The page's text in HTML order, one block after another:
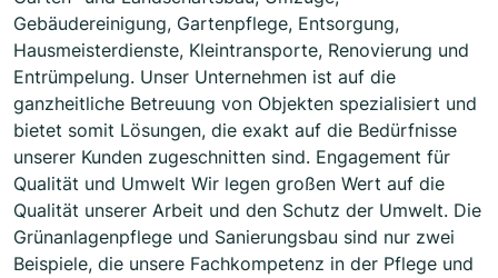
Gebäudereinigung, Gartenpflege, Entsorgung,
Hausmeisterdienste, Kleintransporte, Renovierung und
Entrümpelung. Unser Unternehmen ist auf die
ganzheitliche Betreuung von Objekten spezialisiert und
bietet somit Lösungen, die exakt auf die Bedürfnisse
unserer Kunden zugeschnitten sind. Engagement für
Qualität und Umwelt Wir legen großen Wert auf die
Qualität unserer Arbeit und den Schutz der Umwelt. Die
Grünanlagenpflege und Sanierungsbau sind nur zwei
Beispiele, die unsere Fachkompetenz in der Pflege und